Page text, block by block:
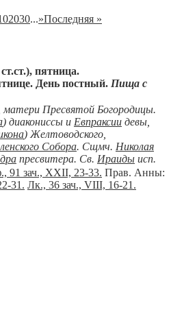
2030...»Последняя »
пятница.
День постный. Пища с
матери Пресвятой Богородицы.
) диакониссы и Евпраксии девы,
) Желтоводского,
Собора. Сщмч. Николая
пресвитера. Св. Ираиды исп.
91 зач., XXII, 23-33. Прав. Анны:
31. Лк., 36 зач., VIII, 16-21.